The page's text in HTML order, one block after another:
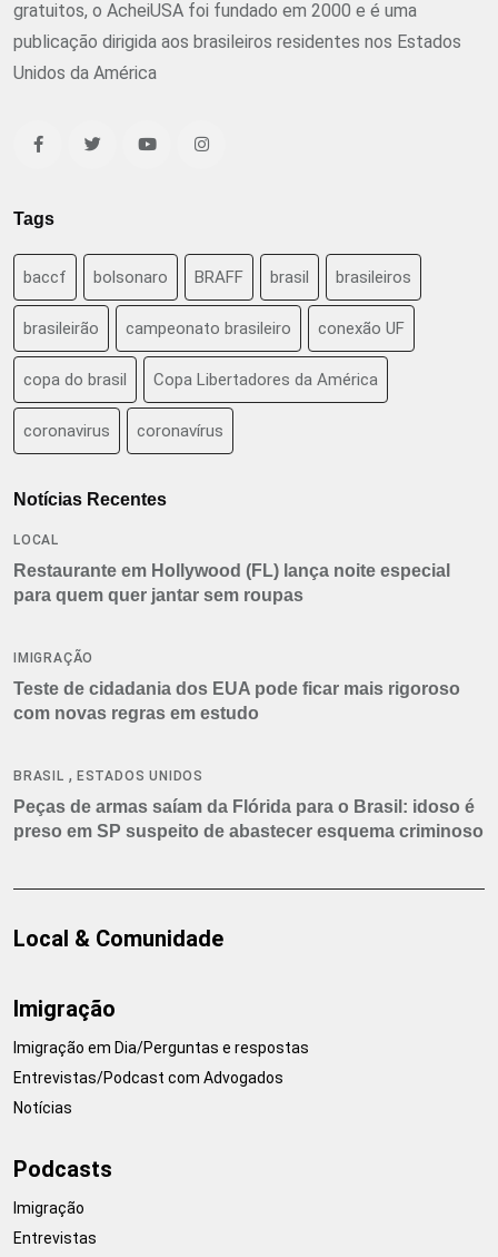
gratuitos, o AcheiUSA foi fundado em 2000 e é uma
publicação dirigida aos brasileiros residentes nos Estados
Unidos da América
Tags
baccf bolsonaro BRAFF brasil brasileiros
brasileirão campeonato brasileiro conexão UF
copa do brasil Copa Libertadores da América
coronavirus coronavírus
Notícias Recentes
LOCAL
Restaurante em Hollywood (FL) lança noite especial
para quem quer jantar sem roupas
IMIGRAÇÃO
Teste de cidadania dos EUA pode ficar mais rigoroso
com novas regras em estudo
BRASIL , ESTADOS UNIDOS
Peças de armas saíam da Flórida para o Brasil: idoso é
preso em SP suspeito de abastecer esquema criminoso
Local & Comunidade
Imigração
Imigração em Dia/Perguntas e respostas
Entrevistas/Podcast com Advogados
Notícias
Podcasts
Imigração
Entrevistas